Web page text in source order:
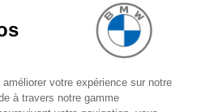
BMW
avec pompe